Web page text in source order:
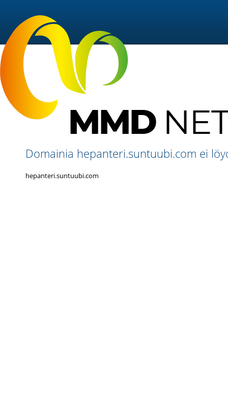
Domainia hepanteri.suntuubi.com ei
hepanteri.suntuubi.com